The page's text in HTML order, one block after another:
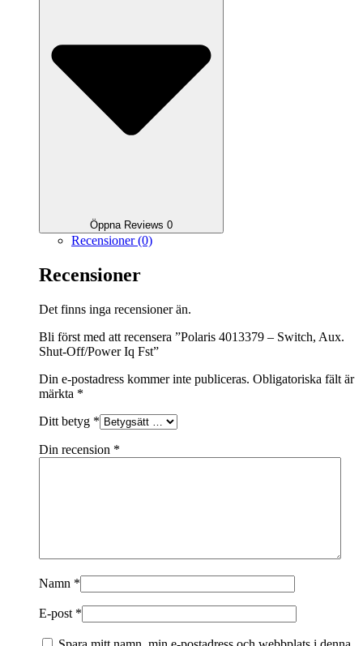
Öppna Reviews 0
Recensioner (0)
Recensioner
Det finns inga recensioner än.
Bli först med att recensera ”Polaris 4013379 – Switch, Aux.
Shut-Off/Power Iq Fst”
Din e-postadress kommer inte publiceras. Obligatoriska fält är
märkta *
Ditt betyg *
Din recension *
Namn *
E-post *